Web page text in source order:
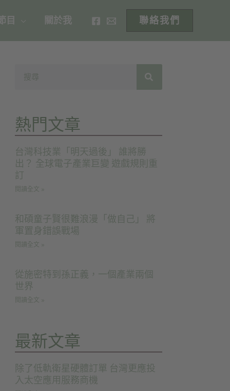
目 關於我 聯絡我們
熱門文章
台灣科技業「明天過後」 誰將勝
出？ 全球電子產業巨變 遊戲規則重
訂
閱讀全文 »
和碩童子賢很難浪漫「做自己」 將
軍置身錯誤戰場
閱讀全文 »
從施密特到孫正義，一個產業兩個
世界
閱讀全文 »
最新文章
除了低軌衛星硬體訂單 台灣更應投
入太空應用服務商機